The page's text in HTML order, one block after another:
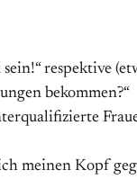
respektive
bekommen?“
meinen Kopf